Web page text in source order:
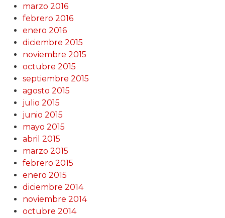
marzo 2016
febrero 2016
enero 2016
diciembre 2015
noviembre 2015
octubre 2015
septiembre 2015
agosto 2015
julio 2015
junio 2015
mayo 2015
abril 2015
marzo 2015
febrero 2015
enero 2015
diciembre 2014
noviembre 2014
octubre 2014